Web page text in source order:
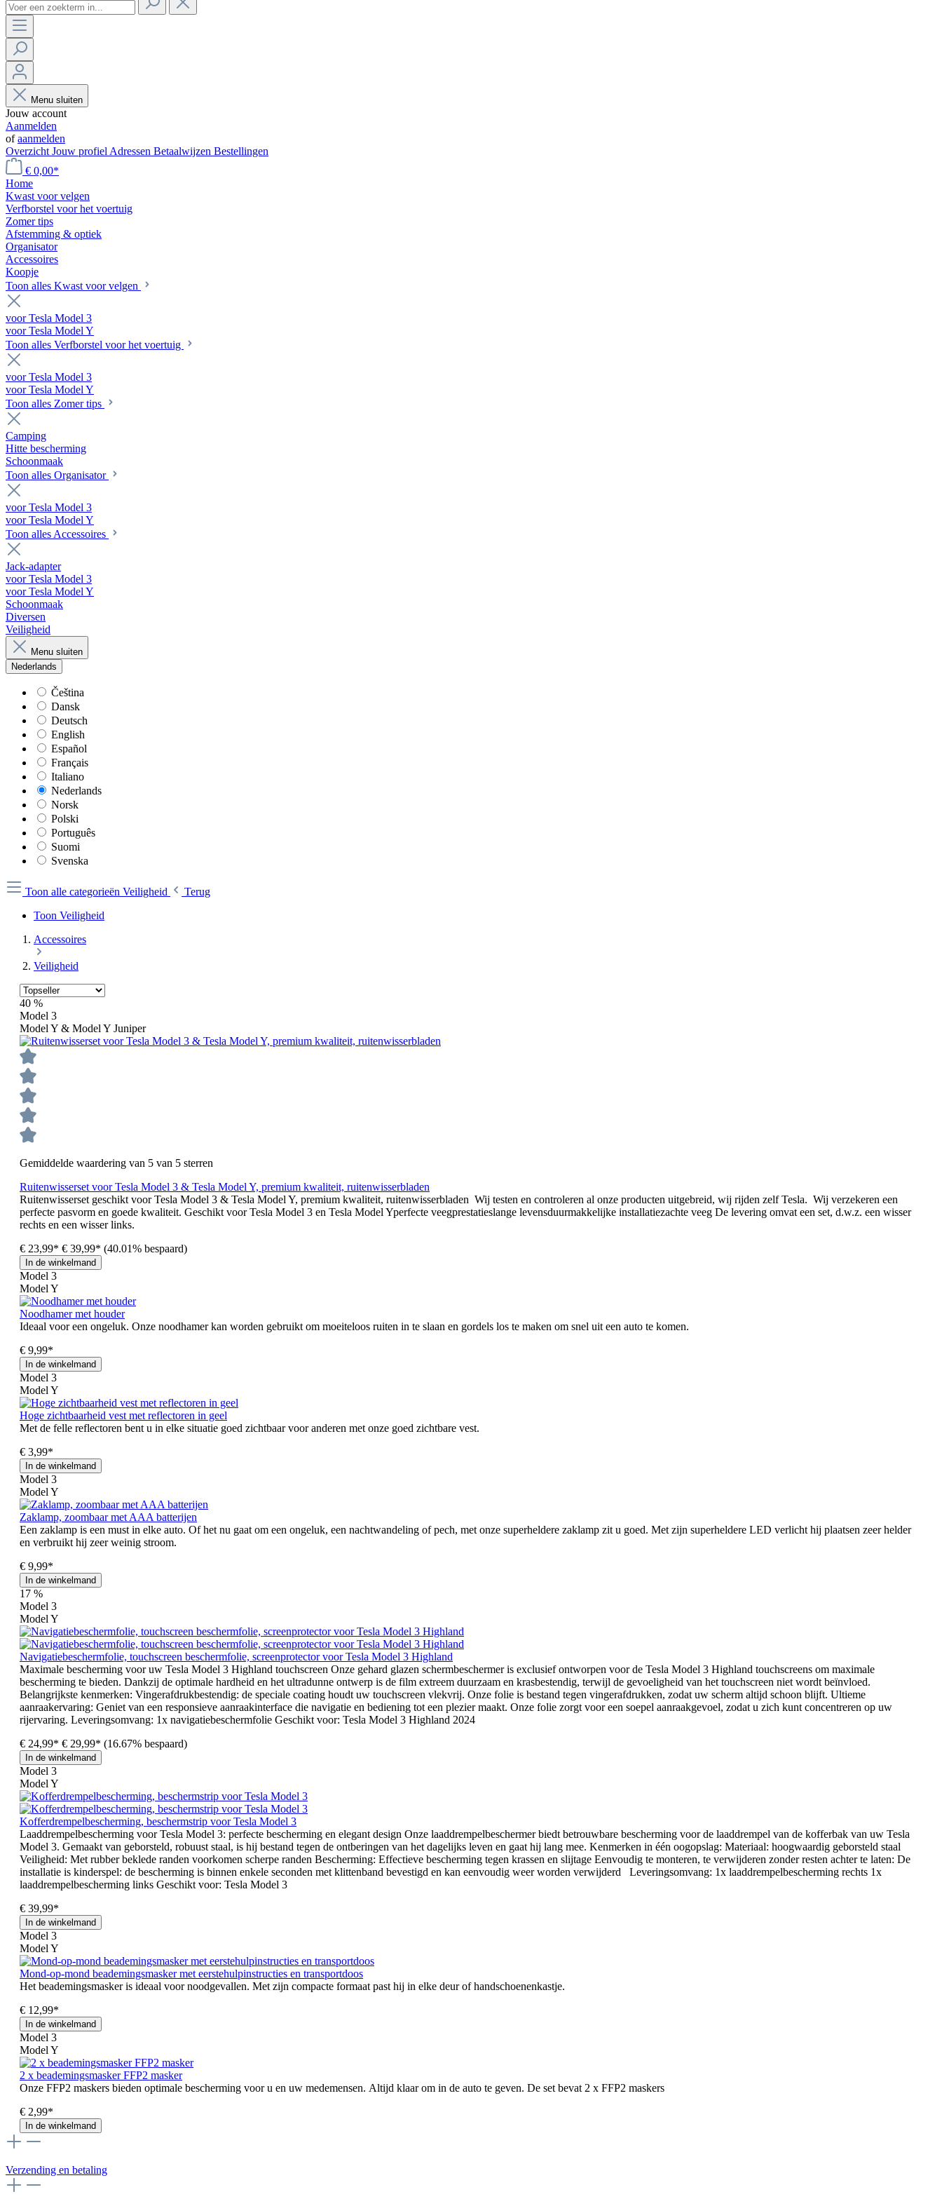
Menu sluiten
Jouw account
Aanmelden
ofaanmelden
Overzicht Jouw profiel Adressen Betaalwijzen Bestellingen
€ 0,00*
Home
Kwast voor velgen
Verfborstel voor het voertuig
Zomer tips
Afstemming & optiek
Organisator
Accessoires
Koopje
Toon alles Kwast voor velgen
voor Tesla Model 3
voor Tesla Model Y
Toon alles Verfborstel voor het voertuig
voor Tesla Model 3
voor Tesla Model Y
Toon alles Zomer tips
Camping
Hitte bescherming
Schoonmaak
Toon alles Organisator
voor Tesla Model 3
voor Tesla Model Y
Toon alles Accessoires
Jack-adapter
voor Tesla Model 3
voor Tesla Model Y
Schoonmaak
Diversen
Veiligheid
Menu sluiten
Nederlands
Čeština
Dansk
Deutsch
English
Español
Français
Italiano
Nederlands
Norsk
Polski
Português
Suomi
Svenska
Toon alle categorieën Veiligheid
Terug
Toon Veiligheid
Accessoires
Veiligheid
40 %
Model 3
Model Y & Model Y Juniper
Gemiddelde waardering van 5 van 5 sterren
Ruitenwisserset voor Tesla Model 3 & Tesla Model Y, premium kwaliteit, ruitenwisserbladen
Ruitenwisserset geschikt voor Tesla Model 3 & Tesla Model Y, premium kwaliteit, ruitenwisserbladen Wij testen en controleren al onze producten uitgebreid, wij rijden zelf Tesla. Wij verzekeren een
perfecte pasvorm en goede kwaliteit. Geschikt voor Tesla Model 3 en Tesla Model Yperfecte veegprestatieslange levensduurmakkelijke installatiezachte veeg De levering omvat een set, d.w.z. een wisser
rechts en een wisser links.
€ 23,99* € 39,99* (40.01% bespaard)
In de winkelmand
Model 3
Model Y
Noodhamer met houder
Ideaal voor een ongeluk. Onze noodhamer kan worden gebruikt om moeiteloos ruiten in te slaan en gordels los te maken om snel uit een auto te komen.
€ 9,99*
In de winkelmand
Model 3
Model Y
Hoge zichtbaarheid vest met reflectoren in geel
Met de felle reflectoren bent u in elke situatie goed zichtbaar voor anderen met onze goed zichtbare vest.
€ 3,99*
In de winkelmand
Model 3
Model Y
Zaklamp, zoombaar met AAA batterijen
Een zaklamp is een must in elke auto. Of het nu gaat om een ongeluk, een nachtwandeling of pech, met onze superheldere zaklamp zit u goed. Met zijn superheldere LED verlicht hij plaatsen zeer helder
en verbruikt hij zeer weinig stroom.
€ 9,99*
In de winkelmand
17 %
Model 3
Model Y
Navigatiebeschermfolie, touchscreen beschermfolie, screenprotector voor Tesla Model 3 Highland
Maximale bescherming voor uw Tesla Model 3 Highland touchscreen Onze gehard glazen schermbeschermer is exclusief ontworpen voor de Tesla Model 3 Highland touchscreens om maximale
bescherming te bieden. Dankzij de optimale hardheid en het ultradunne ontwerp is de film extreem duurzaam en krasbestendig, terwijl de gevoeligheid van het touchscreen niet wordt beïnvloed.
Belangrijkste kenmerken: Vingerafdrukbestendig: de speciale coating houdt uw touchscreen vlekvrij. Onze folie is bestand tegen vingerafdrukken, zodat uw scherm altijd schoon blijft. Ultieme
aanraakervaring: Geniet van een responsieve aanraakinterface die navigatie en bediening tot een plezier maakt. Onze folie zorgt voor een soepel aanraakgevoel, zodat u zich kunt concentreren op uw
rijervaring. Leveringsomvang: 1x navigatiebeschermfolie Geschikt voor: Tesla Model 3 Highland 2024
€ 24,99* € 29,99* (16.67% bespaard)
In de winkelmand
Model 3
Model Y
Kofferdrempelbescherming, beschermstrip voor Tesla Model 3
Laaddrempelbescherming voor Tesla Model 3: perfecte bescherming en elegant design Onze laaddrempelbeschermer biedt betrouwbare bescherming voor de laaddrempel van de kofferbak van uw Tesla
Model 3. Gemaakt van geborsteld, robuust staal, is hij bestand tegen de ontberingen van het dagelijks leven en gaat hij lang mee. Kenmerken in één oogopslag: Materiaal: hoogwaardig geborsteld staal
Veiligheid: Met rubber beklede randen voorkomen scherpe randen Bescherming: Effectieve bescherming tegen krassen en slijtage Eenvoudig te monteren, te verwijderen zonder resten achter te laten: De
installatie is kinderspel: de bescherming is binnen enkele seconden met klittenband bevestigd en kan eenvoudig weer worden verwijderd Leveringsomvang: 1x laaddrempelbescherming rechts 1x
laaddrempelbescherming links Geschikt voor: Tesla Model 3
€ 39,99*
In de winkelmand
Model 3
Model Y
Mond-op-mond beademingsmasker met eerstehulpinstructies en transportdoos
Het beademingsmasker is ideaal voor noodgevallen. Met zijn compacte formaat past hij in elke deur of handschoenenkastje.
€ 12,99*
In de winkelmand
Model 3
Model Y
2 x beademingsmasker FFP2 masker
Onze FFP2 maskers bieden optimale bescherming voor u en uw medemensen. Altijd klaar om in de auto te geven. De set bevat 2 x FFP2 maskers
€ 2,99*
In de winkelmand
Verzending en betaling